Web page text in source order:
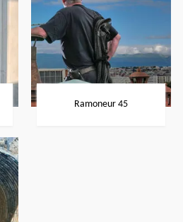
Ramoneur 45